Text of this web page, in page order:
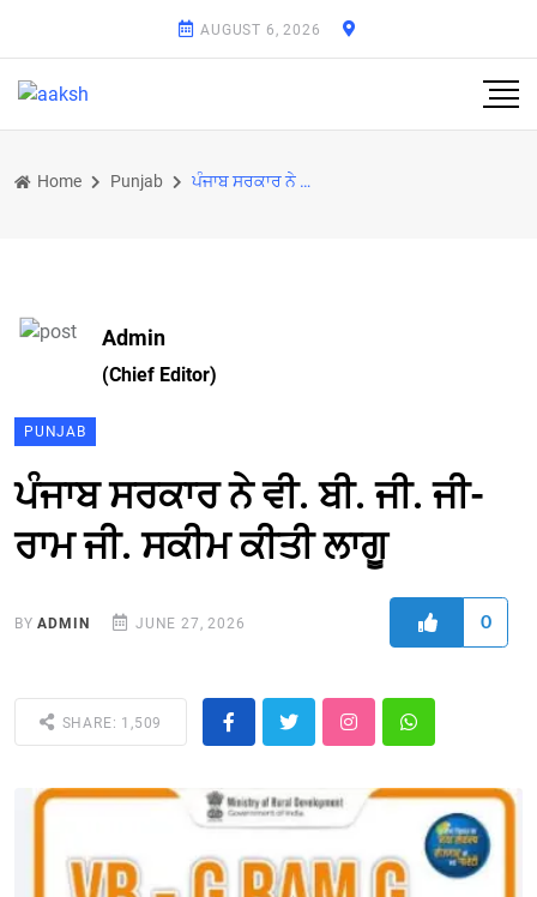
AUGUST 6, 2026
Home Punjab ਪੰਜਾਬ ਸਰਕਾਰ ਨੇ ਵੀ. ਬੀ. ਜੀ. ਜੀ-ਰਾਮ ਜੀ. ਸਕੀਮ ਕੀਤੀ ਲਾਗੂ
Admin
(Chief Editor)
PUNJAB
ਪੰਜਾਬ ਸਰਕਾਰ ਨੇ ਵੀ. ਬੀ. ਜੀ. ਜੀ-
ਰਾਮ ਜੀ. ਸਕੀਮ ਕੀਤੀ ਲਾਗੂ
BYADMIN JUNE 27, 2026 0
SHARE: 1,509